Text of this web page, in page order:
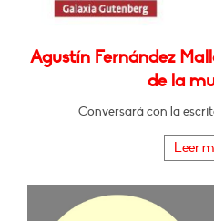
Agustín Fernández
de la
Conversará con la
Leer